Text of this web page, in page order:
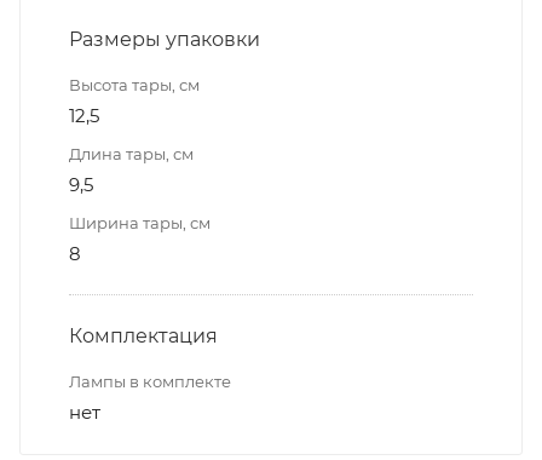
Размеры упаковки
Высота тары, см
12,5
Длина тары, см
9,5
Ширина тары, см
8
Комплектация
Лампы в комплекте
нет